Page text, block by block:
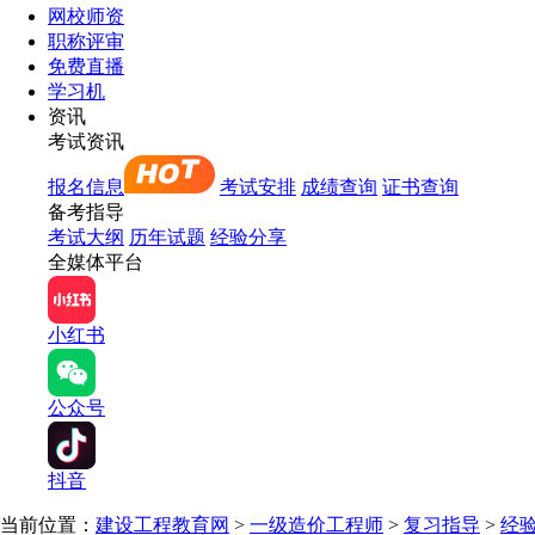
网校师资
职称评审
免费直播
学习机
资讯
考试资讯
报名信息 考试安排 成绩查询 证书查询
备考指导
考试大纲 历年试题 经验分享
全媒体平台
小红书
公众号
抖音
当前位置： 建设工程教育网 > 一级造价工程师 > 复习指导 > 经